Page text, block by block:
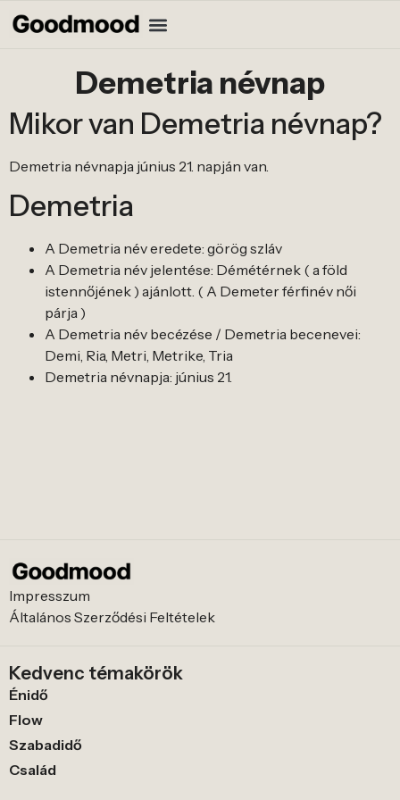
Demetria névnap
Mikor van Demetria névnap?
Demetria névnapja június 21. napján van.
Demetria
A Demetria név eredete: görög szláv
A Demetria név jelentése: Démétérnek ( a föld
istennőjének ) ajánlott. ( A Demeter férfinév női
párja )
A Demetria név becézése / Demetria becenevei:
Demi, Ria, Metri, Metrike, Tria
Demetria névnapja: június 21.
Impresszum
Általános Szerződési Feltételek
Kedvenc témakörök
Énidő
Flow
Szabadidő
Család